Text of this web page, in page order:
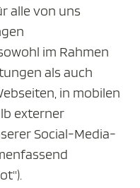
alle von uns
im Rahmen
als auch
in mobilen
externer
Social-Media-